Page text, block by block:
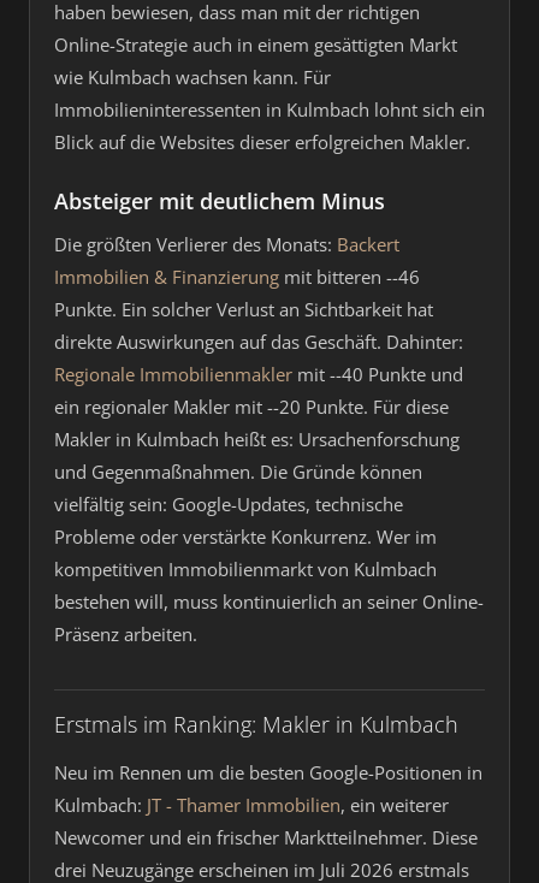
haben bewiesen, dass man mit der richtigen
Online-Strategie auch in einem gesättigten Markt
wie Kulmbach wachsen kann. Für
Immobilieninteressenten in Kulmbach lohnt sich ein
Blick auf die Websites dieser erfolgreichen Makler.
Absteiger mit deutlichem Minus
Die größten Verlierer des Monats: Backert
Immobilien & Finanzierung mit bitteren --46
Punkte. Ein solcher Verlust an Sichtbarkeit hat
direkte Auswirkungen auf das Geschäft. Dahinter:
Regionale Immobilienmakler mit --40 Punkte und
ein regionaler Makler mit --20 Punkte. Für diese
Makler in Kulmbach heißt es: Ursachenforschung
und Gegenmaßnahmen. Die Gründe können
vielfältig sein: Google-Updates, technische
Probleme oder verstärkte Konkurrenz. Wer im
kompetitiven Immobilienmarkt von Kulmbach
bestehen will, muss kontinuierlich an seiner Online-
Präsenz arbeiten.
Erstmals im Ranking: Makler in Kulmbach
Neu im Rennen um die besten Google-Positionen in
Kulmbach: JT - Thamer Immobilien, ein weiterer
Newcomer und ein frischer Marktteilnehmer. Diese
drei Neuzugänge erscheinen im Juli 2026 erstmals